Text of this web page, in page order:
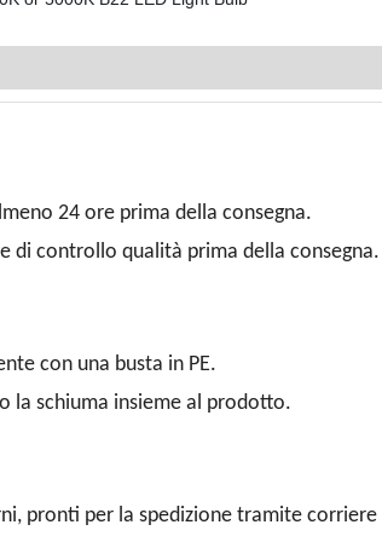
24 ore prima della consegna.
di controllo qualità prima della consegna.
con una busta in PE.
la schiuma insieme al prodotto.
pronti per la spedizione tramite corriere